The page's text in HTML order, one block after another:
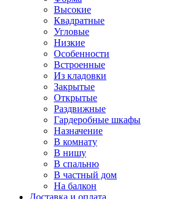
Высокие
Квадратные
Угловые
Низкие
Особенности
Встроенные
Из кладовки
Закрытые
Открытые
Раздвижные
Гардеробные шкафы
Назначение
В комнату
В нишу
В спальню
В частный дом
На балкон
Доставка и оплата